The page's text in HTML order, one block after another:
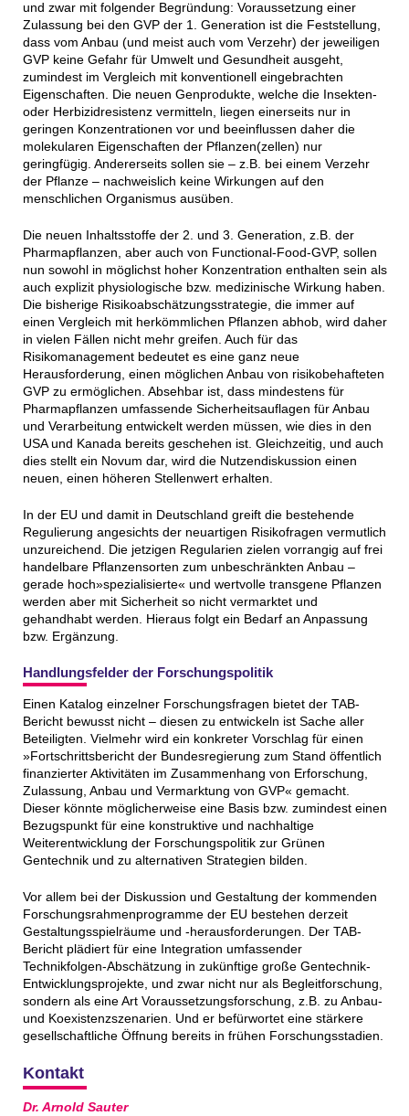
und zwar mit folgender Begründung: Voraussetzung einer
Zulassung bei den GVP der 1. Generation ist die Feststellung,
dass vom Anbau (und meist auch vom Verzehr) der jeweiligen
GVP keine Gefahr für Umwelt und Gesundheit ausgeht,
zumindest im Vergleich mit konventionell eingebrachten
Eigenschaften. Die neuen Genprodukte, welche die Insekten-
oder Herbizidresistenz vermitteln, liegen einerseits nur in
geringen Konzentrationen vor und beeinflussen daher die
molekularen Eigenschaften der Pflanzen(zellen) nur
geringfügig. Andererseits sollen sie – z.B. bei einem Verzehr
der Pflanze – nachweislich keine Wirkungen auf den
menschlichen Organismus ausüben.
Die neuen Inhaltsstoffe der 2. und 3. Generation, z.B. der
Pharmapflanzen, aber auch von Functional-Food-GVP, sollen
nun sowohl in möglichst hoher Konzentration enthalten sein als
auch explizit physiologische bzw. medizinische Wirkung haben.
Die bisherige Risikoabschätzungsstrategie, die immer auf
einen Vergleich mit herkömmlichen Pflanzen abhob, wird daher
in vielen Fällen nicht mehr greifen. Auch für das
Risikomanagement bedeutet es eine ganz neue
Herausforderung, einen möglichen Anbau von risikobehafteten
GVP zu ermöglichen. Absehbar ist, dass mindestens für
Pharmapflanzen umfassende Sicherheitsauflagen für Anbau
und Verarbeitung entwickelt werden müssen, wie dies in den
USA und Kanada bereits geschehen ist. Gleichzeitig, und auch
dies stellt ein Novum dar, wird die Nutzendiskussion einen
neuen, einen höheren Stellenwert erhalten.
In der EU und damit in Deutschland greift die bestehende
Regulierung angesichts der neuartigen Risikofragen vermutlich
unzureichend. Die jetzigen Regularien zielen vorrangig auf frei
handelbare Pflanzensorten zum unbeschränkten Anbau –
gerade hoch»spezialisierte« und wertvolle transgene Pflanzen
werden aber mit Sicherheit so nicht vermarktet und
gehandhabt werden. Hieraus folgt ein Bedarf an Anpassung
bzw. Ergänzung.
Handlungsfelder der Forschungspolitik
Einen Katalog einzelner Forschungsfragen bietet der TAB-
Bericht bewusst nicht – diesen zu entwickeln ist Sache aller
Beteiligten. Vielmehr wird ein konkreter Vorschlag für einen
»Fortschrittsbericht der Bundesregierung zum Stand öffentlich
finanzierter Aktivitäten im Zusammenhang von Erforschung,
Zulassung, Anbau und Vermarktung von GVP« gemacht.
Dieser könnte möglicherweise eine Basis bzw. zumindest einen
Bezugspunkt für eine konstruktive und nachhaltige
Weiterentwicklung der Forschungspolitik zur Grünen
Gentechnik und zu alternativen Strategien bilden.
Vor allem bei der Diskussion und Gestaltung der kommenden
Forschungsrahmenprogramme der EU bestehen derzeit
Gestaltungsspielräume und -herausforderungen. Der TAB-
Bericht plädiert für eine Integration umfassender
Technikfolgen-Abschätzung in zukünftige große Gentechnik-
Entwicklungsprojekte, und zwar nicht nur als Begleitforschung,
sondern als eine Art Voraussetzungsforschung, z.B. zu Anbau-
und Koexistenzszenarien. Und er befürwortet eine stärkere
gesellschaftliche Öffnung bereits in frühen Forschungsstadien.
Kontakt
Dr. Arnold Sauter